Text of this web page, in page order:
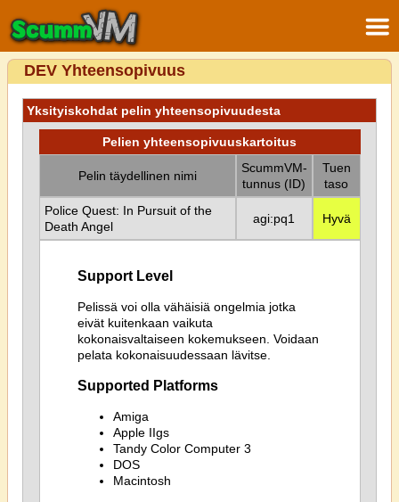
DEV Yhteensopivuus
Yksityiskohdat pelin yhteensopivuudesta
Pelien yhteensopivuuskartoitus
Pelin täydellinen nimi
ScummVM-
tunnus (ID)
Tuen
taso
Police Quest: In Pursuit of the
Death Angel
agi:pq1 Hyvä
Support Level
Pelissä voi olla vähäisiä ongelmia jotka
eivät kuitenkaan vaikuta
kokonaisvaltaiseen kokemukseen. Voidaan
pelata kokonaisuudessaan lävitse.
Supported Platforms
Amiga
Apple IIgs
Tandy Color Computer 3
DOS
Macintosh